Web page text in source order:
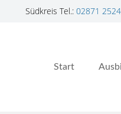
Südkreis Tel.: 02871
Start